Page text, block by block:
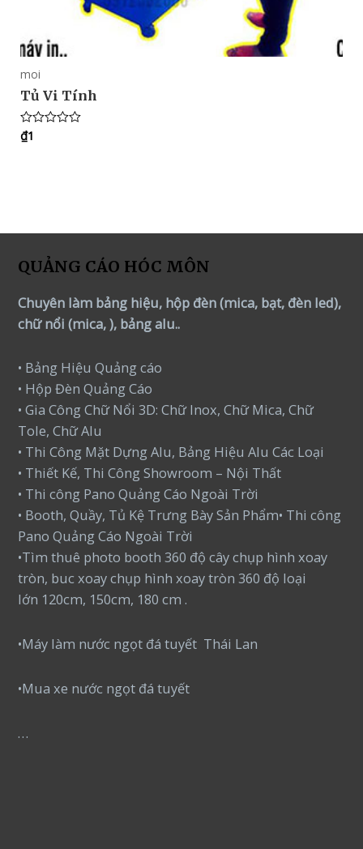
moi
Tủ Vi Tính
Rated
0
₫1
QUẢNG CÁO HÓC MÔN
Chuyên làm bảng hiệu, hộp đèn (mica, bạt, đèn led),
chữ nổi (mica, ), bảng alu..
• Bảng Hiệu Quảng cáo
• Hộp Đèn Quảng Cáo
• Gia Công Chữ Nổi 3D: Chữ Inox, Chữ Mica, Chữ
Tole, Chữ Alu
• Thi Công Mặt Dựng Alu, Bảng Hiệu Alu Các Loại
• Thiết Kế, Thi Công Showroom – Nội Thất
• Thi công Pano Quảng Cáo Ngoài Trời
• Booth, Quầy, Tủ Kệ Trưng Bày Sản Phẩm• Thi công
Pano Quảng Cáo Ngoài Trời
•Tìm thuê photo booth 360 độ cây chụp hình xoay
tròn, buc xoay chụp hình xoay tròn 360 độ loại
lớn 120cm, 150cm, 180 cm .
•Máy làm nước ngọt đá tuyết Thái Lan
•Mua xe nước ngọt đá tuyết
…